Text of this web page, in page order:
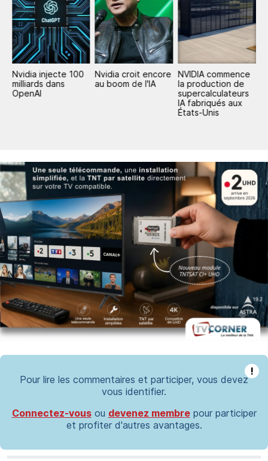
Nvidia injecte 100
milliards dans
OpenAI
Nvidia croit encore
au boom de l'IA
NVIDIA commence
la production de
supercalculateurs
IA fabriqués aux
États-Unis
!
Pour lire les commentaires et participer, vous devez
vous identifier.
Connectez-vousou devenez membrepour participer
et profiter d'autres avantages.